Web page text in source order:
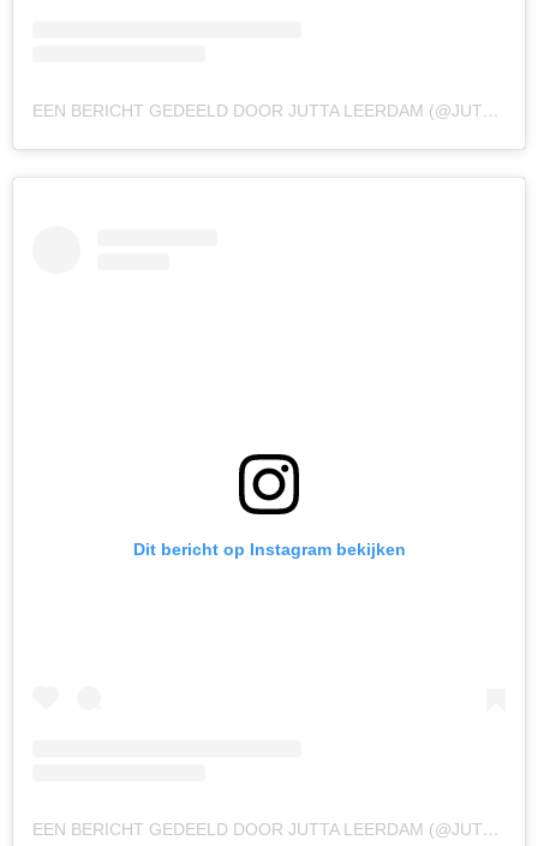
EEN BERICHT GEDEELD DOOR JUTTA LEERDAM (@JUTTALEERDAM)
Dit bericht op Instagram bekijken
EEN BERICHT GEDEELD DOOR JUTTA LEERDAM (@JUTTALEERDAM)